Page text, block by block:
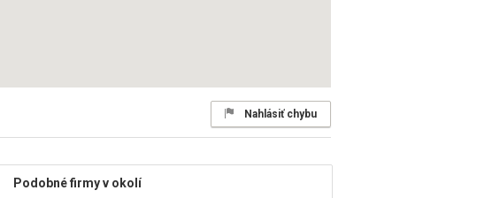
Nahlásiť chybu
Podobné firmy v okolí